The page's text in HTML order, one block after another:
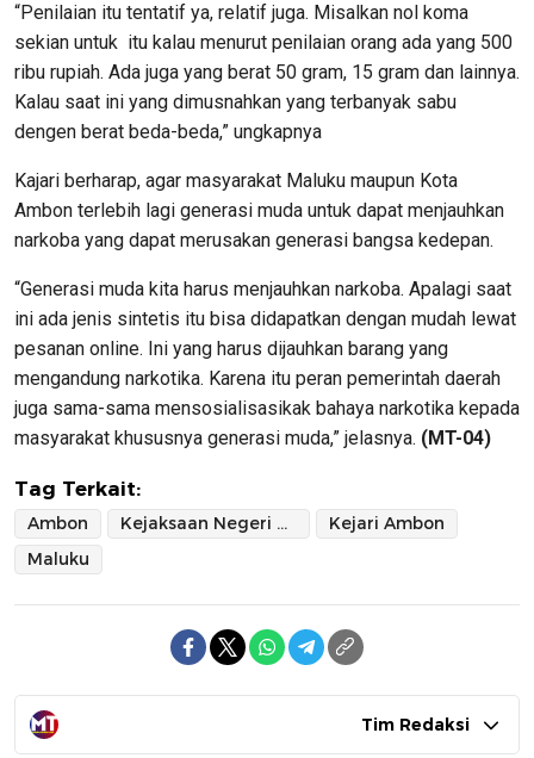
“Penilaian itu tentatif ya, relatif juga. Misalkan nol koma
sekian untuk itu kalau menurut penilaian orang ada yang 500
ribu rupiah. Ada juga yang berat 50 gram, 15 gram dan lainnya.
Kalau saat ini yang dimusnahkan yang terbanyak sabu
dengen berat beda-beda,” ungkapnya
Kajari berharap, agar masyarakat Maluku maupun Kota
Ambon terlebih lagi generasi muda untuk dapat menjauhkan
narkoba yang dapat merusakan generasi bangsa kedepan.
“Generasi muda kita harus menjauhkan narkoba. Apalagi saat
ini ada jenis sintetis itu bisa didapatkan dengan mudah lewat
pesanan online. Ini yang harus dijauhkan barang yang
mengandung narkotika. Karena itu peran pemerintah daerah
juga sama-sama mensosialisasikak bahaya narkotika kepada
masyarakat khususnya generasi muda,” jelasnya. (MT-04)
Tag Terkait:
Ambon Kejaksaan Negeri Ambon
Kejari Ambon
Maluku
Tim Redaksi